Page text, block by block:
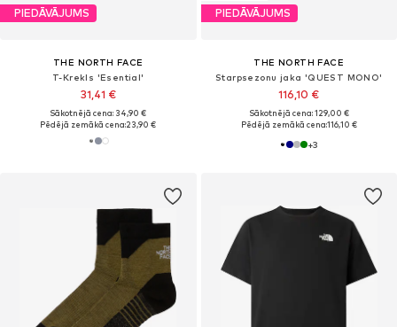
PIEDĀVĀJUMS
THE NORTH FACE
T-Krekls 'Esential'
31,41 €
Sākotnējā cena: 34,90 €
Pēdējā zemākā cena:23,90 €
PIEDĀVĀJUMS
THE NORTH FACE
Starpsezonu jaka 'QUEST MONO'
116,10 €
Sākotnējā cena: 129,00 €
Pēdējā zemākā cena:116,10 €
+3